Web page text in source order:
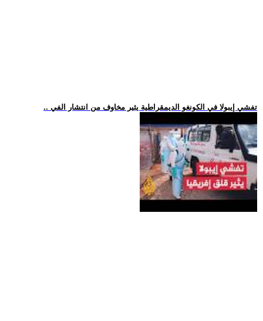
.. تفشي إيبولا في الكونغو الديمقراطية يثير مخاوف من انتشار الفي